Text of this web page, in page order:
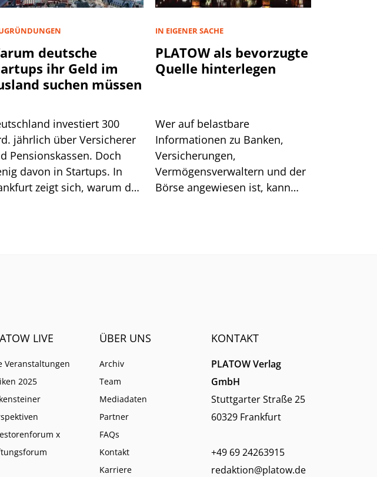
deutsche
ihr Geld im
suchen müssen
investiert 300
jährlich über Versicherer
Pensionskassen. Doch
davon in Startups. In
zeigt sich, warum das
IN EIGENER SACHE
PLATOW als bevorzugte
Quelle hinterlegen
Wer auf belastbare
Informationen zu Banken,
Versicherungen,
Vermögensverwaltern und der
Börse angewiesen ist, kann
LIVE
Veranstaltungen
2025
x
ÜBER UNS
Archiv
Team
Mediadaten
Partner
FAQs
Kontakt
Karriere
KONTAKT
PLATOW Verlag
GmbH
Stuttgarter Straße 25
60329 Frankfurt
+49 69 24263915
redaktion@platow.de